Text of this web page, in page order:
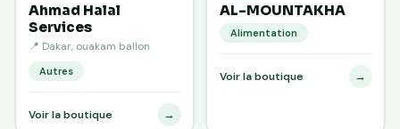
Ahmad Halal
Services
📍 Dakar, ouakam ballon
Autres
Voir la boutique →
AL-MOUNTAKHA
Alimentation
Voir la boutique →